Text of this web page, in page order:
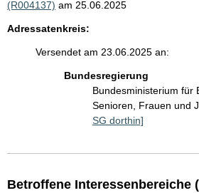
(R004137) am 25.06.2025
Adressatenkreis:
Versendet am 23.06.2025 an:
Bundesregierung
Bundesministerium für
Senioren, Frauen und
SG dorthin]
Betroffene Interessenbereiche